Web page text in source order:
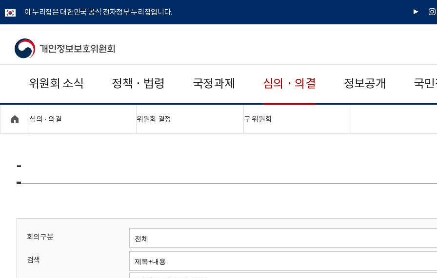
이 누리집은 대한민국 공식 전자정부 누리집입니다.
유
인
개
보
보
위
회
위원회 소식 정책 · 법령 국정과제 심의 · 의결 정보공개 국
심의 · 의결 위원회 결정 구 위원회
-
회의구분
검색